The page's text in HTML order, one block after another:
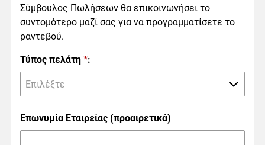
Σύμβουλος Πωλήσεων θα επικοινωνήσει το
συντομότερο μαζί σας για να προγραμματίσετε το
ραντεβού.
Τύπος πελάτη *:
Επιλέξτε
Επωνυμία Εταιρείας (προαιρετικά)